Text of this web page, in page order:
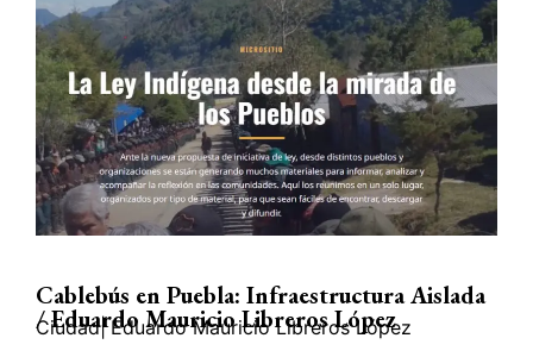
Cablebús en Puebla: Infraestructura Aislada
/ Eduardo Mauricio Libreros López
Ciudad| Eduardo Mauricio Libreros López